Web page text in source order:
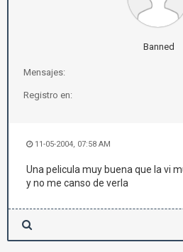
Banned
Mensajes:
Registro en:
11-05-2004, 07:58 AM
Una pelicula muy buena que la vi
y no me canso de verla